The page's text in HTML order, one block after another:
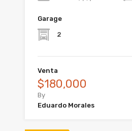
Garage
2
Venta
$180,000
By
Eduardo Morales